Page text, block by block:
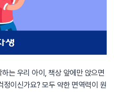
는 우리 아이, 책상 앞에만 앉으면
이신가요? 모두 약한 면역력이 원